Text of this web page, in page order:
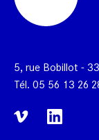
5, rue Bobillot -
Tél. 05 56 13 26